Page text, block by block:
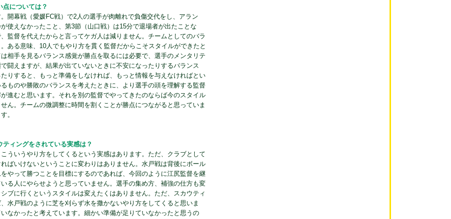
については？
開幕戦（愛媛FC戦）で2人の選手が肉離れで負傷交代をし、アラン
使えなかったこと、第3節（山口戦）は15分で退場者が出たことな
監督を代えたからと言ってケガ人は減りません。チームとしてのバラ
ある意味、10人でもやり方を貫く監督だからこそスタイルができたと
相手を見るバランス感覚が勝点を取るには必要で、選手のメンタリテ
闘えますが、結果が出ていないときに不安になったりするバランス
りすると、もっと準備をしなければ、もっと情報を与えなければとい
ものや勝敗のバランスを考えたときに、より選手の頭を理解する監督
進むと思います。それを別の監督でやってきたのならば今のスタイル
ん。チームの微調整に時間を割くことが勝点につながると思っていま
。
ィングをされている実感は？
ういうやり方をしてくるという実感はあります。ただ、クラブとして
ばいけないということに変わりはありません。水戸戦は背後にボール
やって勝つことを目標にするのであれば、今回のように江尻監督を継
る人にやらせようと思っていません。選手の集め方、補強の仕方も変
ブに行くというスタイルは変えたくはありません。ただ、スカウティ
水戸戦のように芝を刈らず水を撒かないやり方をしてくると思いま
なかったと考えています。細かい準備が足りていなかったと思うの